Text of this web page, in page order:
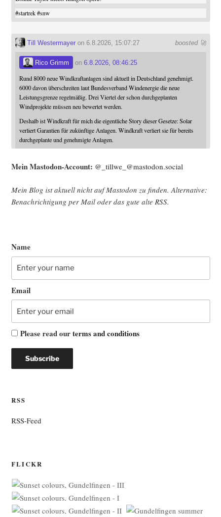
#startrek #snw
boosted 🚀
Till Westermayeron 6.8.2026, 15:07:27
Rico Grimm on 6.8.2026, 08:46:25
Rund 8000 neue Windkraftanlagen sind aktuell in Deutschland genehmigt.
6000 davon überschreiten laut Bundesverband Windenergie die neue
Leistungsgrenze regelmäßig. Drei Viertel der schon durchgeplanten
Windprojekte müssen neu bewertet werden.
Deshalb ist Windkraft für mich die eigentliche Story dieser Gesetze: Solar
verliert Garantien für zukünftige Anlagen. Windkraft verliert sie für bereits
durchgeplante und genehmigte Anlagen.
Mein Mast­o­don-Account: @_tillwe_@mastodon.social
Mein Blog ist aktu­ell nicht auf Mast­o­don zu fin­den. Alter­na­ti­ve:
Benach­rich­ti­gung per Mail oder das gute alte RSS.
Name
Email
Please read ourterms and conditions
RSS
RSS-Feed
FLICKR